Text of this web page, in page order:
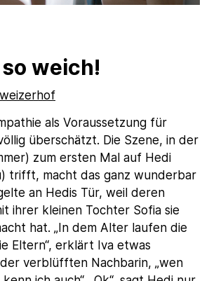
weich!
als Voraussetzung für
überschätzt. Die Szene, in der
zum ersten Mal auf Hedi
trifft, macht das ganz wunderbar
an Hedis Tür, weil deren
ihrer kleinen Tochter Sofia sie
hat. „In dem Alter laufen die
Eltern“, erklärt Iva etwas
verblüfften Nachbarin, „wen